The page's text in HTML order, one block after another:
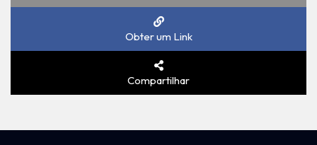
Obter um Link
Compartilhar